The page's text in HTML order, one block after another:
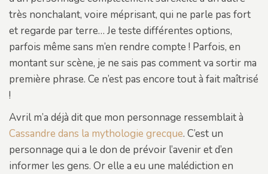
très nonchalant, voire méprisant, qui ne parle pas fort
et regarde par terre… Je teste différentes options,
parfois même sans m’en rendre compte ! Parfois, en
montant sur scène, je ne sais pas comment va sortir ma
première phrase. Ce n’est pas encore tout à fait maîtrisé
!
Avril m’a déjà dit que mon personnage ressemblait à
Cassandre dans la mythologie grecque. C’est un
personnage qui a le don de prévoir l’avenir et d’en
informer les gens. Or elle a eu une malédiction en